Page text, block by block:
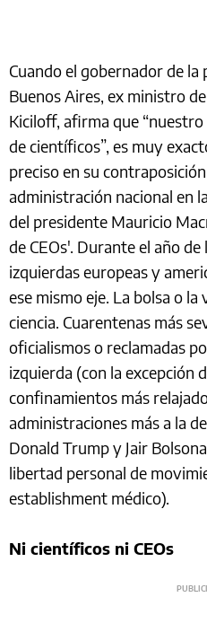
Cuando el gobernador de
Buenos Aires, ex ministro
Kiciloff, afirma que
de científicos”, es muy
preciso en su
administración nacional en
del presidente Mauricio
de CEOs'. Durante el año
izquierdas europeas y
ese mismo eje. La bolsa o la
ciencia. Cuarentenas más
oficialismos o reclamadas
izquierda (con la excepción
confinamientos más
administraciones más a la
Donald Trump y Jair
libertad personal de
establishment médico).
Ni científicos ni CEOs